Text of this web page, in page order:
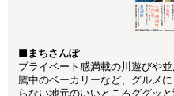
■まちさんぽ
プライベート感満載の川遊びや
騰中のベーカリーなど、グルメ
らない地元のいいところググッと